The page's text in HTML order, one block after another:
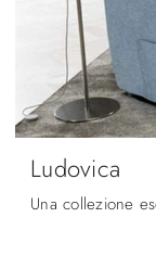
Ludovica